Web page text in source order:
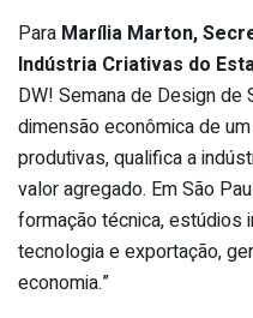
Para Marília Marton,
Indústria Criativas do
DW! Semana de Design de
dimensão econômica de
produtivas, qualifica a
valor agregado. Em São
formação técnica, estúdios
tecnologia e exportação,
economia.”